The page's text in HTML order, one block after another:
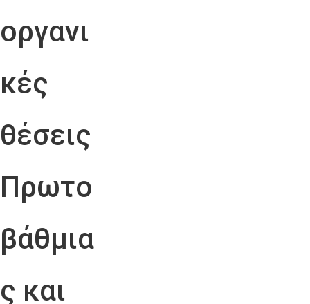
οργανι
κές
θέσεις
Πρωτο
βάθμια
ς και